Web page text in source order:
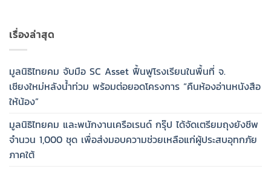
เรื่องล่าสุด
มูลนิธิไทยคม จับมือ SC Asset ฟื้นฟูโรงเรียนในพื้นที่ จ.
เชียงใหม่หลังน้ำท่วม พร้อมต่อยอดโครงการ “คืนห้องอ่านหนังสือ
ให้น้อง”
มูลนิธิไทยคม และพนักงานเครือเรนด์ กรุ๊ป ได้จัดเตรียมถุงยังชีพ
จำนวน 1,000 ชุด เพื่อส่งมอบความช่วยเหลือแก่ผู้ประสบอุทกภัย
ภาคใต้